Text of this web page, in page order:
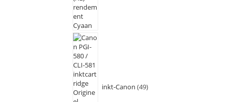
inkt-Canon 49